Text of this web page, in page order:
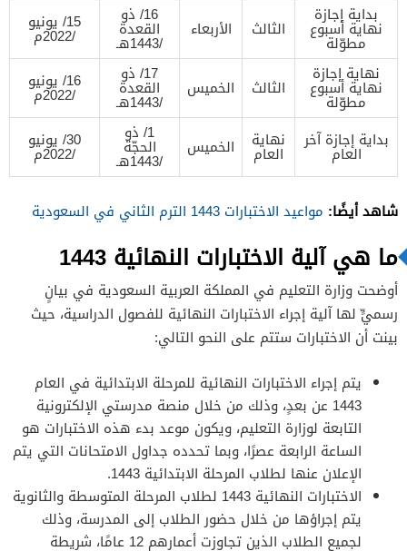
بداية إجازة
نهاية أسبوع
مطوّلة
الثالث الأربعاء
16/ ذو
القعدة
/1443هـ
15/ يونيو
/2022م
نهاية إجازة
نهاية أسبوع
مطوّلة
الثالث الخميس
17/ ذو
القعدة
/1443هـ
16/ يونيو
/2022م
بداية إجازة آخر
العام
نهاية
العام الخميس
1/ ذو
الحجّة
/1443هـ
30/ يونيو
/2022م
شاهد أيضًا: مواعيد الاختبارات 1443 الترم الثاني في السعودية
ما هي آلية الاختبارات النهائية 1443
أوضحت وزارة التعليم في المملكة العربية السعودية في بيانٍ
رسميٍّ لها آلية إجراء الاختبارات النهائية للفصول الدراسية، حيث
بينت أن الاختبارات ستتم على النحو التالي:
يتم إجراء الاختبارات النهائية للمرحلة الابتدائية في العام
1443 عن بعدٍ، وذلك من خلال منصة مدرستي الإلكترونية
التابعة لوزارة التعليم، ويكون موعد بدء هذه الاختبارات هو
الساعة الرابعة عصرًا، وبما تحدده جداول الامتحانات التي يتم
الإعلان عنها لطلاب المرحلة الابتدائية 1443.
الاختبارات النهائية 1443 لطلاب المرحلة المتوسطة والثانوية
يتم إجراؤها من خلال حضور الطلاب إلى المدرسة، وذلك
لجميع الطلاب الذين تجاوزت أعمارهم 12 عامًا، شريطة